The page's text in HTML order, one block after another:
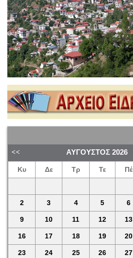
ΑΎΓΟΥΣΤΟΣ 2026
Κυ Δε Τρ Τε Πέ
2 3 4 5 6
9 10 11 12 13
16 17 18 19 20
23 24 25 26 27